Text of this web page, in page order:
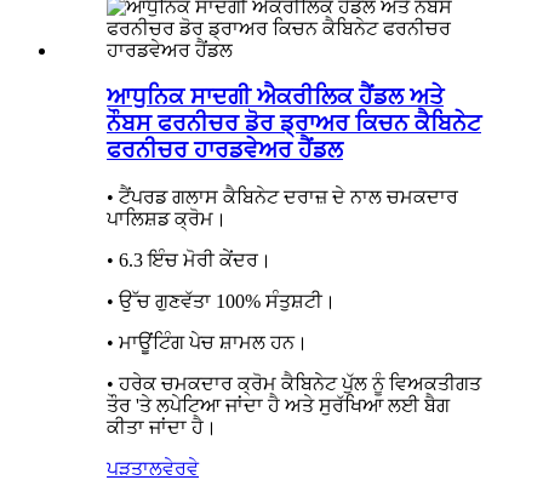
ਆਧੁਨਿਕ ਸਾਦਗੀ ਐਕਰੀਲਿਕ ਹੈਂਡਲ ਅਤੇ
ਨੌਬਸ ਫਰਨੀਚਰ ਡੋਰ ਡ੍ਰਾਅਰ ਕਿਚਨ ਕੈਬਿਨੇਟ
ਫਰਨੀਚਰ ਹਾਰਡਵੇਅਰ ਹੈਂਡਲ
• ਟੈਂਪਰਡ ਗਲਾਸ ਕੈਬਿਨੇਟ ਦਰਾਜ਼ ਦੇ ਨਾਲ ਚਮਕਦਾਰ
ਪਾਲਿਸ਼ਡ ਕ੍ਰੋਮ।
• 6.3 ਇੰਚ ਮੋਰੀ ਕੇਂਦਰ।
• ਉੱਚ ਗੁਣਵੱਤਾ 100% ਸੰਤੁਸ਼ਟੀ।
• ਮਾਊਂਟਿੰਗ ਪੇਚ ਸ਼ਾਮਲ ਹਨ।
• ਹਰੇਕ ਚਮਕਦਾਰ ਕ੍ਰੋਮ ਕੈਬਿਨੇਟ ਪੁੱਲ ਨੂੰ ਵਿਅਕਤੀਗਤ
ਤੌਰ 'ਤੇ ਲਪੇਟਿਆ ਜਾਂਦਾ ਹੈ ਅਤੇ ਸੁਰੱਖਿਆ ਲਈ ਬੈਗ
ਕੀਤਾ ਜਾਂਦਾ ਹੈ।
ਪੜਤਾਲਵੇਰਵੇ